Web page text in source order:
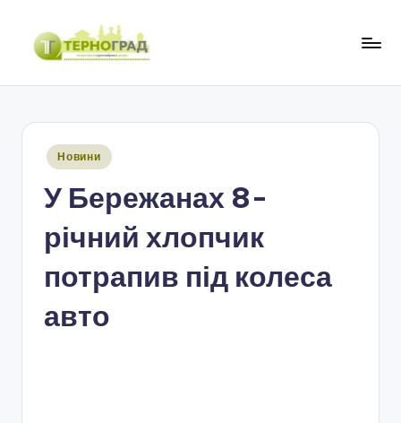
Перейти
Опубліковано
Новини
У Бережанах 8-
річний хлопчик
потрапив під колеса
авто